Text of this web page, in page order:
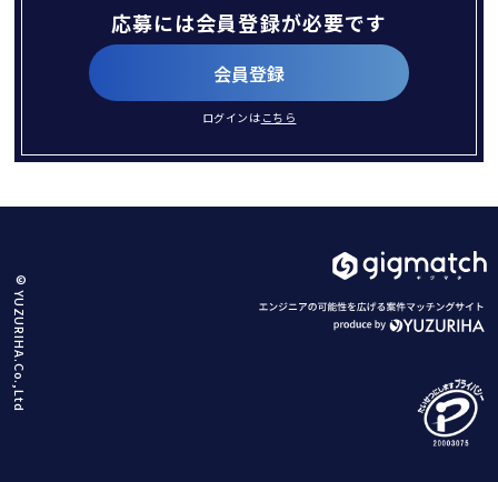
応募には会員登録が必要です
会員登録
ログインは こちら
© YUZURIHA.Co.,Ltd